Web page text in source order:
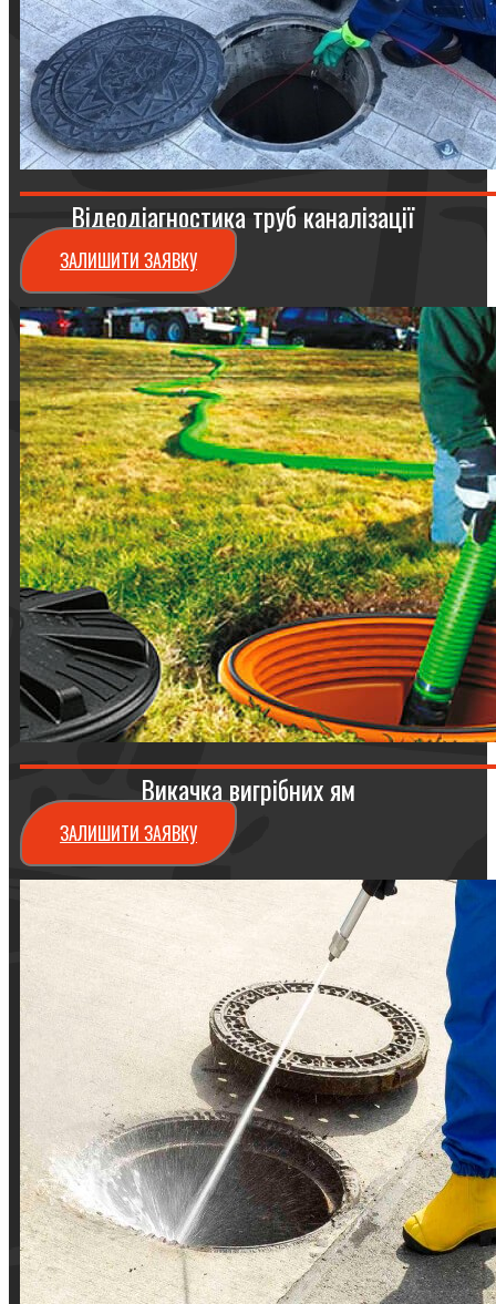
Відеодіагностика труб каналізації
ЗАЛИШИТИ ЗАЯВКУ
Викачка вигрібних ям
ЗАЛИШИТИ ЗАЯВКУ